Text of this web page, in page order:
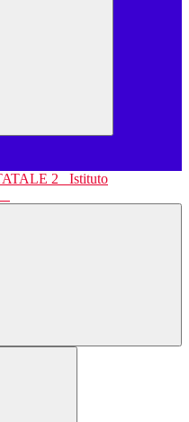
Istituto